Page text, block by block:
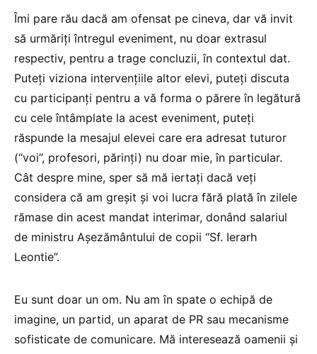
Îmi pare rău dacă am ofensat pe cineva, dar vă invit
să urmăriți întregul eveniment, nu doar extrasul
respectiv, pentru a trage concluzii, în contextul dat.
Puteți viziona intervențiile altor elevi, puteți discuta
cu participanți pentru a vă forma o părere în legătură
cu cele întâmplate la acest eveniment, puteți
răspunde la mesajul elevei care era adresat tuturor
(“voi”, profesori, părinți) nu doar mie, în particular.
Cât despre mine, sper să mă iertați dacă veți
considera că am greșit și voi lucra fără plată în zilele
rămase din acest mandat interimar, donând salariul
de ministru Așezământului de copii “Sf. Ierarh
Leontie”.
Eu sunt doar un om. Nu am în spate o echipă de
imagine, un partid, un aparat de PR sau mecanisme
sofisticate de comunicare. Mă interesează oamenii și